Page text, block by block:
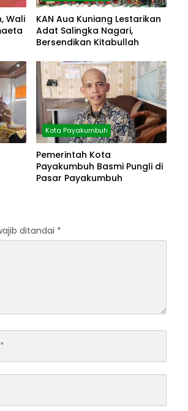
Wali
KAN Aua Kuniang Lestarikan
Adat Salingka Nagari,
Bersendikan Kitabullah
Kota Payakumbuh
Pemerintah Kota
Payakumbuh Basmi Pungli di
Pasar Payakumbuh
ditandai *